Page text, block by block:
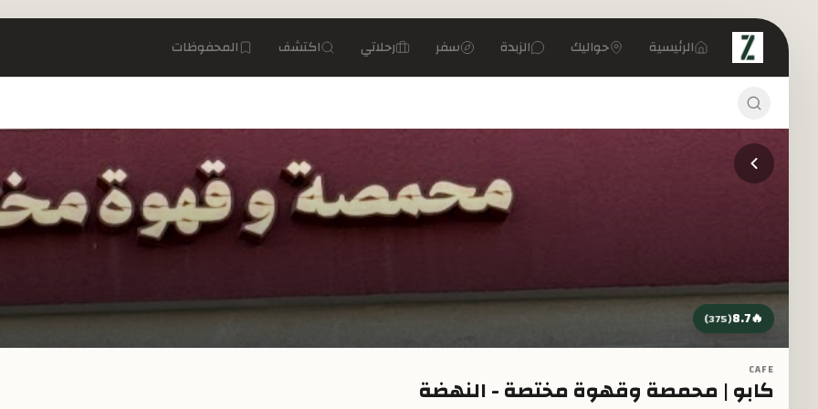
تخطي إلى المحتوى الرئيسي
الرئيسية حواليك الزبدة سفر رحلاتي اكتشف المحفوظات
🔥
8.7
(
375
)
CAFE
كابو | محمصة وقهوة مختصة - النهضة